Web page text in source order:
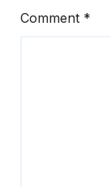
Comment *